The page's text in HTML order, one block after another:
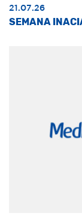
21.07.26
SEMANA